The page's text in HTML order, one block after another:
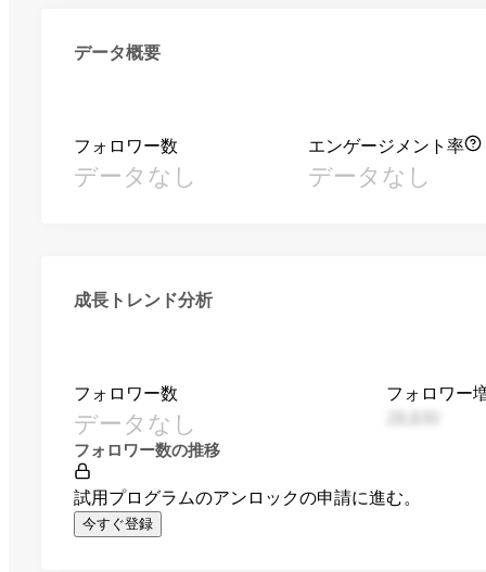
データ概要
フォロワー数
データなし
エンゲージメント率
データなし
成長トレンド分析
フォロワー数
データなし
フォロワー
フォロワー数の推移
試用プログラムのアンロックの申請に進む。
今すぐ登録